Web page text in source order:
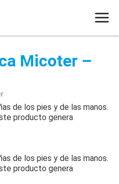
Micoter –
de los pies y de las manos.
producto genera
de los pies y de las manos.
producto genera